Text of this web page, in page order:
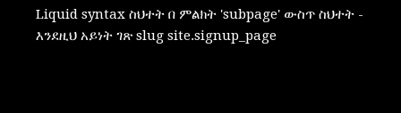
Liquid syntax ስህተት በ ምልክት 'subpage' ውስጥ ስህተት -
እንደዚህ አይነት ገጽ slug site.signup_page